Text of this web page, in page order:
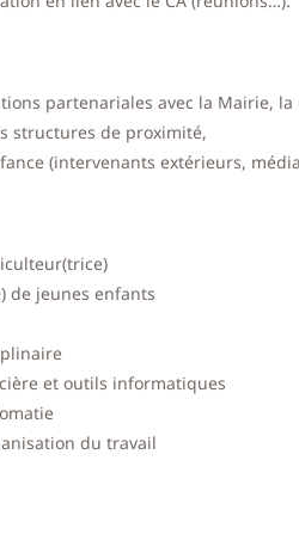
partenariales avec la Mairie, la
structures de proximité,
(intervenants extérieurs,
de jeunes enfants
et outils informatiques
du travail